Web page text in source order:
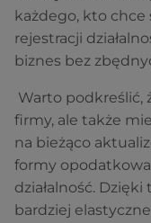
każdego, kto chce
rejestracji
biznes bez
Warto podkreślić,
firmy, ale także
na bieżąco
formy
działalność.
bardziej